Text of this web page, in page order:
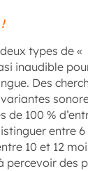
types de
inaudible
Des
de 100 %
entre
10 et 12
percevoir des